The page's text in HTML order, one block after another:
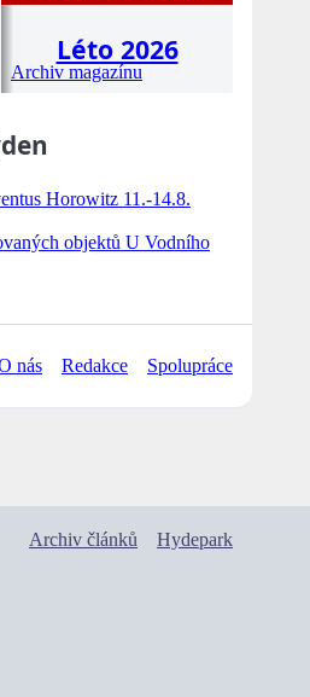
Léto 2026
Archiv magazínu
Horowitz 11.-14.8.
objektů U Vodního
nás Redakce Spolupráce
Archiv článků Hydepark